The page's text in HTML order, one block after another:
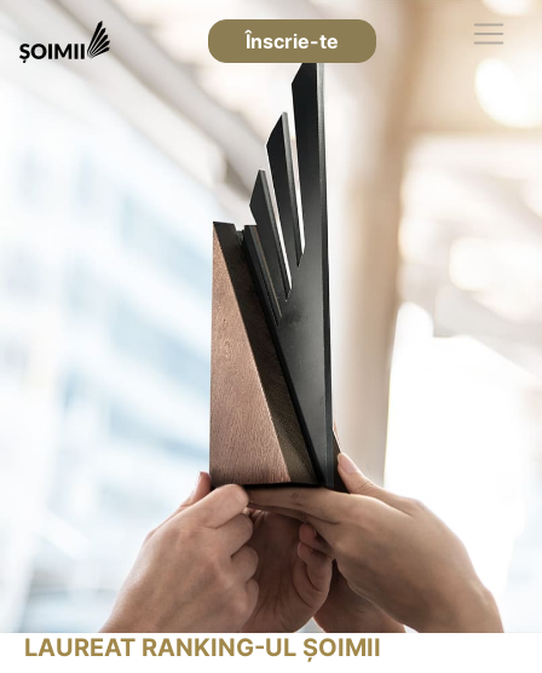
Înscrie-te
LAUREAT RANKING-UL ȘOIMII